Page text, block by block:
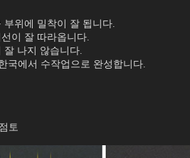
위에 밀착이 잘 됩니다.
이 잘 따라옵니다.
잘 나지 않습니다.
국에서 수작업으로 완성합니다.
토